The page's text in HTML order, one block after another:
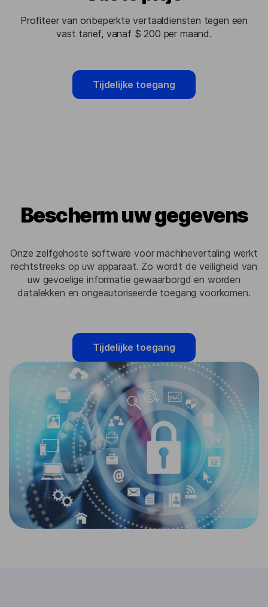
Profiteer van onbeperkte vertaaldiensten tegen een
vast tarief, vanaf $ 200 per maand.
Tijdelijke toegang
Bescherm uw gegevens
Onze zelfgehoste software voor machinevertaling werkt
rechtstreeks op uw apparaat. Zo wordt de veiligheid van
uw gevoelige informatie gewaarborgd en worden
datalekken en ongeautoriseerde toegang voorkomen.
Tijdelijke toegang